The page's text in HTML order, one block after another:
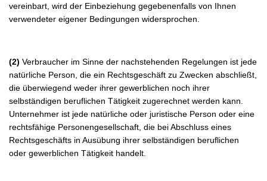
vereinbart, wird der Einbeziehung gegebenenfalls von Ihnen
verwendeter eigener Bedingungen widersprochen.
(2) Verbraucher im Sinne der nachstehenden Regelungen ist jede
natürliche Person, die ein Rechtsgeschäft zu Zwecken abschließt,
die überwiegend weder ihrer gewerblichen noch ihrer
selbständigen beruflichen Tätigkeit zugerechnet werden kann.
Unternehmer ist jede natürliche oder juristische Person oder eine
rechtsfähige Personengesellschaft, die bei Abschluss eines
Rechtsgeschäfts in Ausübung ihrer selbständigen beruflichen
oder gewerblichen Tätigkeit handelt.